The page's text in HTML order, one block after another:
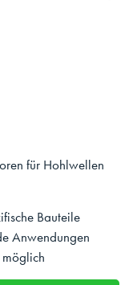
für Hohlwellen
Bauteile
Anwendungen